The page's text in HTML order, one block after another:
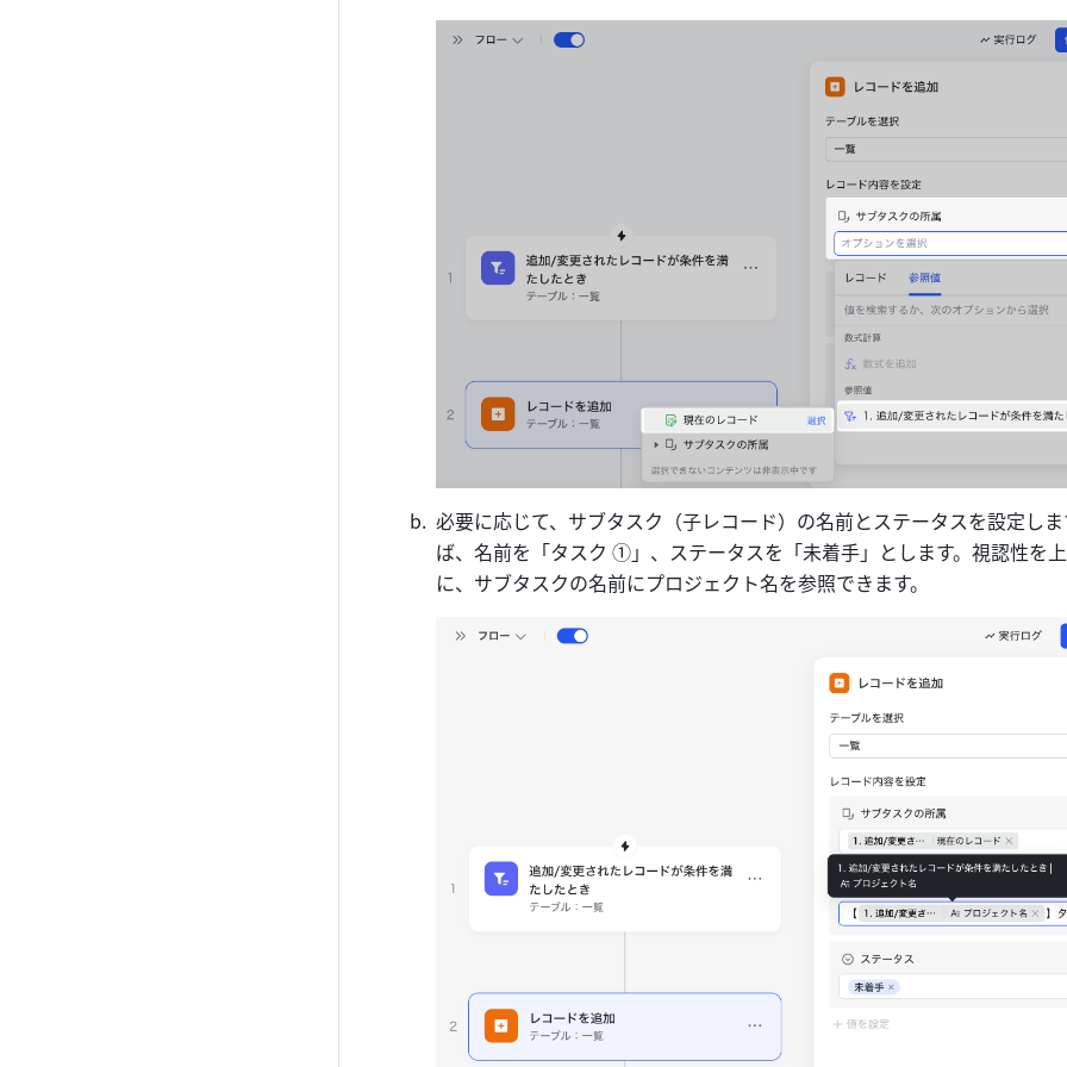
必要に応じて、サブタスク（子レコード）の名前とステータスを設定し
ば、名前を「タスク ①」、ステータスを「未着手」とします。視認性を
に、サブタスクの名前にプロジェクト名を参照できます。